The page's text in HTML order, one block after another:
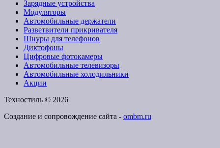
Зарядные устройства
Модуляторы
Автомобильные держатели
Разветвители прикривателя
Шнуры для телефонов
Диктофоны
Цифровые фотокамеры
Автомобильные телевизоры
Автомобильные холодильники
Акции
Техностиль © 2026
Создание и сопровождение сайта - ombm.ru